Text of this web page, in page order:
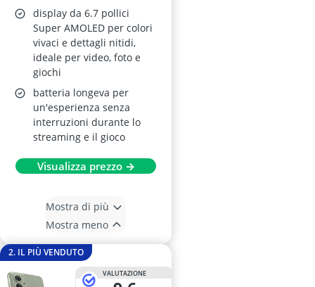
display da 6.7 pollici
Super AMOLED per colori
vivaci e dettagli nitidi,
ideale per video, foto e
giochi
batteria longeva per
un'esperienza senza
interruzioni durante lo
streaming e il gioco
Visualizza prezzo →
Mostra di più
Mostra meno
2. IL PIÙ VENDUTO
VALUTAZIONE